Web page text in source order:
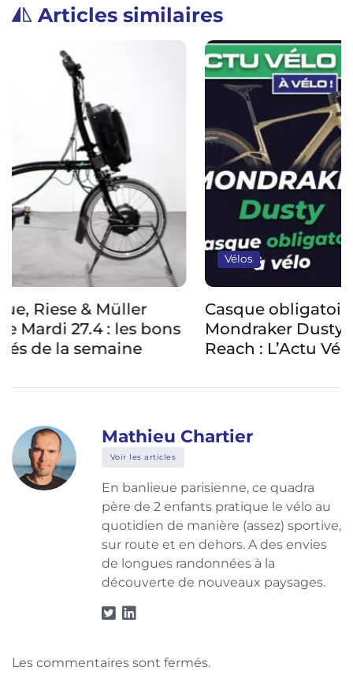
Articles similaires
Casque obligatoire en France, gravel
Mondraker Dusty et compteur modulaire
Reach : L’Actu Vélo, à vélo !
Mathieu Chartier
Voir les articles
En banlieue parisienne, ce quadra
père de 2 enfants pratique le vélo au
quotidien de manière (assez) sportive,
sur route et en dehors. A des envies
de longues randonnées à la
découverte de nouveaux paysages.
Les commentaires sont fermés.